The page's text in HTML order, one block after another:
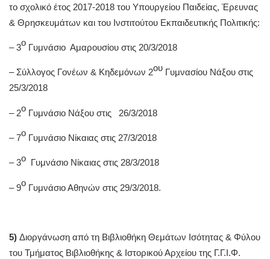
το σχολικό έτος 2017-2018 του Υπουργείου Παιδείας, Έρευνας
& Θρησκευμάτων και του Ινστιτούτου Εκπαιδευτικής Πολιτικής:
– 3ο Γυμνάσιο Αμαρουσίου στις 20/3/2018
– Σύλλογος Γονέων & Κηδεμόνων 2ου Γυμνασίου Νάξου στις
25/3/2018
– 2ο Γυμνάσιο Νάξου στις 26/3/2018
– 7ο Γυμνάσιο Νίκαιας στις 27/3/2018
– 3ο Γυμνάσιο Νίκαιας στις 28/3/2018
– 9ο Γυμνάσιο Αθηνών στις 29/3/2018.
5) Διοργάνωση από τη Βιβλιοθήκη Θεμάτων Ισότητας & Φύλου
του Τμήματος Βιβλιοθήκης & Ιστορικού Αρχείου της Γ.Γ.Ι.Φ.